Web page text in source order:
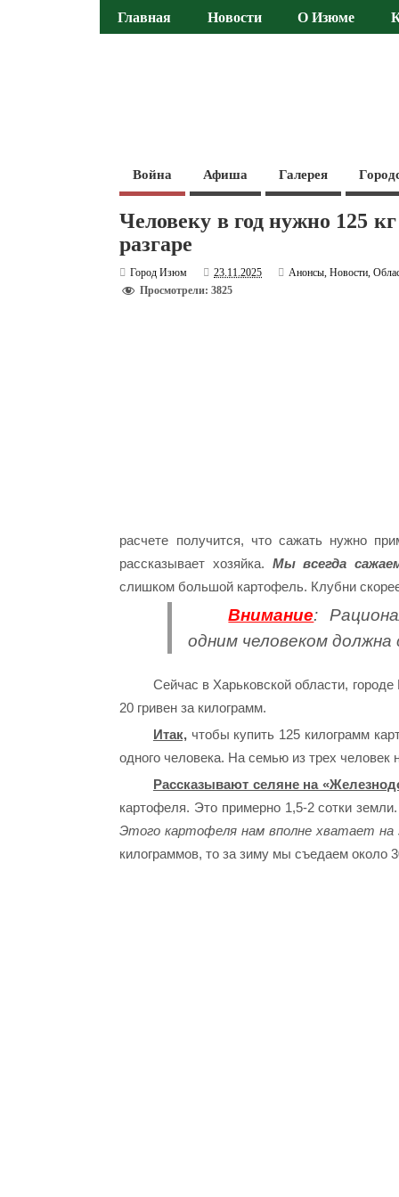
Главная Новости О Изюме
Война Афиша Галерея
Человеку в год нужно 125
разгаре
Город Изюм 23.11.2025 Анонсы,Новости,
Просмотрели: 3825
расчете получится, что сажать нужно
рассказывает хозяйка. Мы всегда
слишком большой картофель. Клубни
Внимание:
одним человеком должна
Сейчас в Харьковской области,
20 гривен за килограмм.
Итак,чтобы купить 125 килограмм
одного человека. На семью из трех человек
Рассказывают селяне на
картофеля. Это примерно 1,5-2 сотки
Этого картофеля нам вполне хватает на
килограммов, то за зиму мы съедаем около